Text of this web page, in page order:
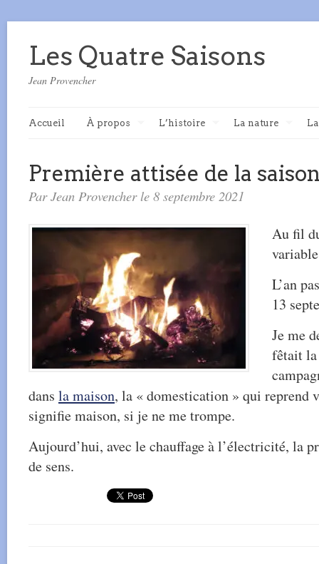
Les Quatre Saisons
Jean Provencher
Accueil À propos L’histoire La nature
Première attisée de la
Par Jean Provencher le 8 septembre 2021
Au fil
L’an
13
Je me
fêtait la
dans la maison, la « domestication » qui reprend
signifie maison, si je ne me trompe.
Aujourd’hui, avec le chauffage à l’électricité, la
de sens.